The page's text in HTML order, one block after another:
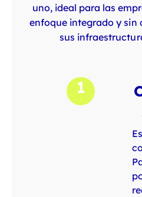
uno, ideal para las
enfoque integrado y sin
sus
1